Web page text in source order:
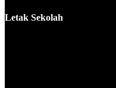
Letak Sekolah